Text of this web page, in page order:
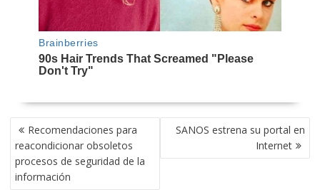
NAVEGACIÓN
DE
ENTRADAS
Recomendaciones para
reacondicionar obsoletos
procesos de seguridad de la
información
SANOS estrena su portal en
Internet